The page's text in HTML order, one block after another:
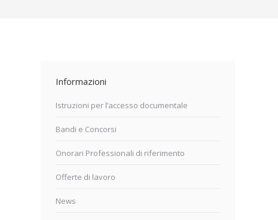
Informazioni
Istruzioni per l’accesso documentale
Bandi e Concorsi
Onorari Professionali di riferimento
Offerte di lavoro
News